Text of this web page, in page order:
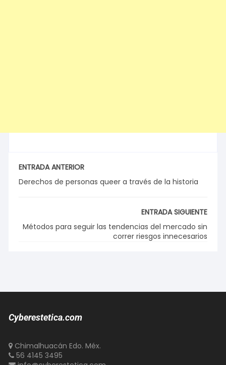
ENTRADA ANTERIOR
Derechos de personas queer a través de la historia
ENTRADA SIGUIENTE
Métodos para seguir las tendencias del mercado sin
correr riesgos innecesarios
Cyberestetica.com
Chimalhuacán Edo. Méx.
56 4145 3495